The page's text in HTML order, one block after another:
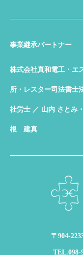
事業継承パートナー
株式会社真和電工・エ
所・レスター司法書士
社労士 ／ 山内 さとみ
根 建真
〒904-
TEL.098-